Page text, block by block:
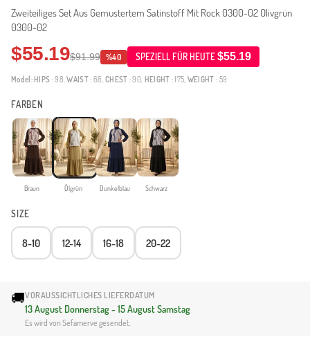
Zweiteiliges Set Aus Gemustertem Satinstoff Mit Rock 0300-02 Olivgrün
0300-02
$55.19$91.99 %40 SPEZIELL FÜR HEUTE$55.19
Model: HIPS : 98,WAIST: 66,CHEST : 90, HEIGHT : 175, WEIGHT : 59
FARBEN
Braun Ölgrün Dunkelblau Schwarz
SIZE
8-10 12-14 16-18 20-22
🚚VORAUSSICHTLICHES LIEFERDATUM
13 August Donnerstag - 15 August Samstag
Es wird von Sefamerve gesendet.